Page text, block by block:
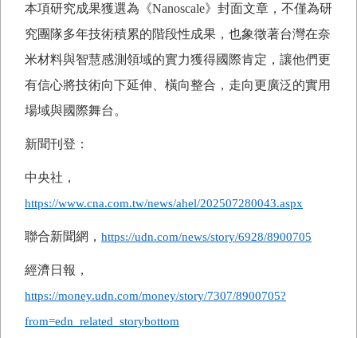
本項研究成果獲選為《Nanoscale》封面文章，不僅為研
究團隊多年技術積累的階段性成果，也象徵著台灣在奈
米材料與智慧感測領域的實力獲得國際肯定，讓他們更
有信心將技術向下延伸、橫向整合，走向更廣泛的實用
場域與國際舞台。
新聞刊登：
中央社，
https://www.cna.com.tw/news/ahel/202507280043.aspx
聯合新聞網， https://udn.com/news/story/6928/8900705
經濟日報，
https://money.udn.com/money/story/7307/8900705?
from=edn_related_storybottom